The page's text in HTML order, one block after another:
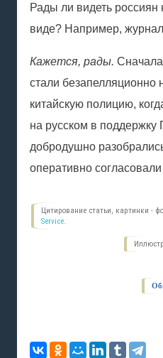
Рады ли видеть
виде? Например,
Кажется, рады.
стали безапелляционно
китайскую полицию,
на русском в поддержку
добродушно
оперативно согласовали
Цитирование статьи, картинки -
Service.